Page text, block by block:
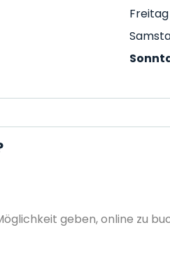
Freitag
geben, online zu